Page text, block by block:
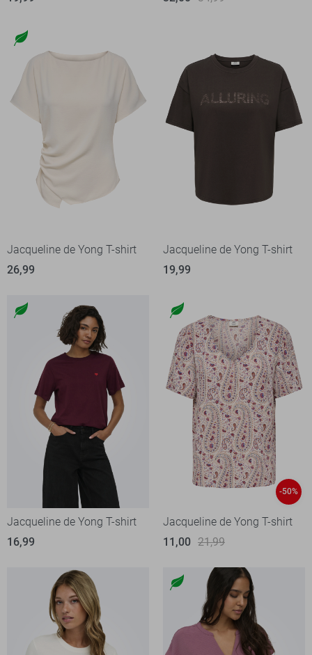
Jacqueline de Yong T-shirt
26,99
Jacqueline de Yong T-shirt
19,99
Jacqueline de Yong T-shirt
16,99
-50%
Jacqueline de Yong T-shirt
11,00 21,99